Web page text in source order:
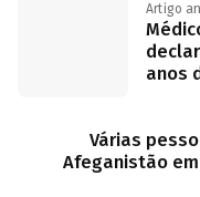
Artigo
anos
Várias
Afeganistão